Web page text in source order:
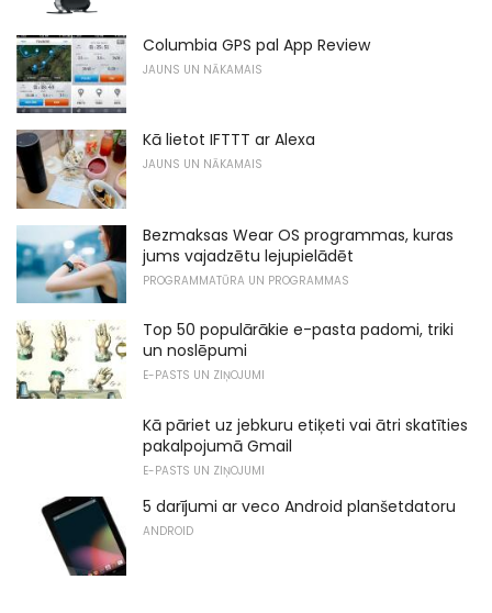
Columbia GPS pal App Review
JAUNS UN NĀKAMAIS
Kā lietot IFTTT ar Alexa
JAUNS UN NĀKAMAIS
Bezmaksas Wear OS programmas, kuras
jums vajadzētu lejupielādēt
PROGRAMMATŪRA UN PROGRAMMAS
Top 50 populārākie e-pasta padomi, triki
un noslēpumi
E-PASTS UN ZIŅOJUMI
Kā pāriet uz jebkuru etiķeti vai ātri skatīties
pakalpojumā Gmail
E-PASTS UN ZIŅOJUMI
5 darījumi ar veco Android planšetdatoru
ANDROID